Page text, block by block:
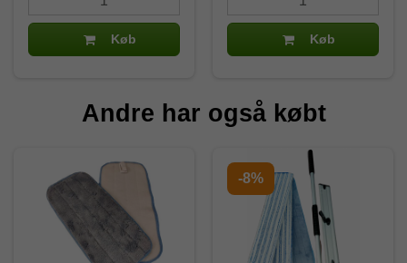
Køb Køb
Andre har også købt
-8%